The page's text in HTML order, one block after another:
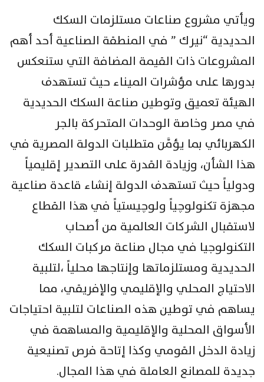
ويأتي مشروع صناعات مستلزمات السكك
الحديدية “نيرك ” في المنطقة الصناعية أحد أهم
المشروعات ذات القيمة المضافة التي ستنعكس
بدورها على مؤشرات الميناء حيث تستهدف
الهيئة تعميق وتوطين صناعة السكك الحديدية
في مصر وخاصة الوحدات المتحركة بالجر
الكهربائي بما يؤمَّن متطلبات الدولة المصرية في
هذا الشأن، وزيادة القدرة على التصدير إقليمياً
ودولياً حيث تستهدف الدولة إنشاء قاعدة صناعية
مجهزة تكنولوچياً ولوچيستياً في هذا القطاع
لاستقبال الشركات العالمية من أصحاب
التكنولوجيا في مجال صناعة مركبات السكك
الحديدية ومستلزماتها وإنتاجها محلياً ،لتلبية
الاحتياج المحلي والإقليمي والإفريقي، مما
يساهم في توطين هذه الصناعات لتلبية احتياجات
الأسواق المحلية والإقليمية والمساهمة في
زيادة الدخل القومي وكذا إتاحة فرص تصنيعية
جديدة للمصانع العاملة في هذا المجال.